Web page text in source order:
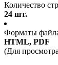
Количество
24 шт.
Форматы
HTML, PDF
(Для